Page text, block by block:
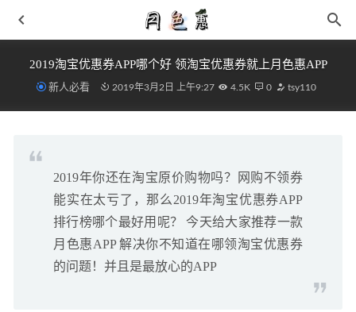
2019淘宝优惠券APP哪个好 领淘宝优惠券就上月色惠APP
新人必看 2019年3月2日 上午9:27 4.5K 0 tsy110
2019年你还在淘宝原价购物吗？网购不领券
能实在太亏了，那么2019年淘宝优惠券APP
排行榜哪个最好用呢？ 今天给大家推荐一款
月色惠APP 解决你不知道在哪领淘宝优惠券
的问题！并且是最放心的APP
Nike Blazer Mid 77 全新深灰配色!绒面革皮革多材质 2021-
柚子怎么挑才甜 柚子买尖的还是买圆的很多人都选错了